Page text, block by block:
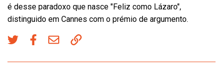
é desse paradoxo que nasce "Feliz como Lázaro",
distinguido em Cannes com o prémio de argumento.